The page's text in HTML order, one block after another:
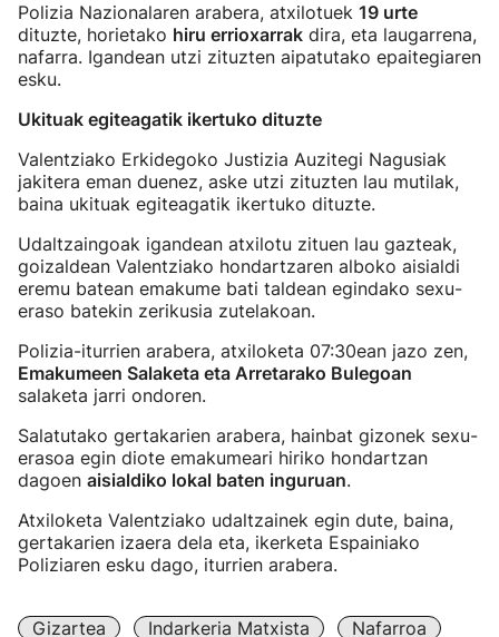
Polizia Nazionalaren arabera, atxilotuek 19 urte
dituzte, horietako hiru errioxarrak dira, eta laugarrena,
nafarra. Igandean utzi zituzten aipatutako epaitegiaren
esku.
Ukituak egiteagatik ikertuko dituzte
Valentziako Erkidegoko Justizia Auzitegi Nagusiak
jakitera eman duenez, aske utzi zituzten lau mutilak,
baina ukituak egiteagatik ikertuko dituzte.
Udaltzaingoak igandean atxilotu zituen lau gazteak,
goizaldean Valentziako hondartzaren alboko aisialdi
eremu batean emakume bati taldean egindako sexu-
eraso batekin zerikusia zutelakoan.
Polizia-iturrien arabera, atxiloketa 07:30ean jazo zen,
Emakumeen Salaketa eta Arretarako Bulegoan
salaketa jarri ondoren.
Salatutako gertakarien arabera, hainbat gizonek sexu-
erasoa egin diote emakumeari hiriko hondartzan
dagoen aisialdiko lokal baten inguruan.
Atxiloketa Valentziako udaltzainek egin dute, baina,
gertakarien izaera dela eta, ikerketa Espainiako
Poliziaren esku dago, iturrien arabera.
Gizartea Indarkeria Matxista
Nafarroa